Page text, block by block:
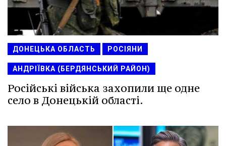
ДОНЕЦЬКА ОБЛАСТЬ РОСІЯНИ
АНДРІЇВКА (БЕРДЯНСЬКИЙ РАЙОН)
Російські війська захопили ще одне
село в Донецькій області.